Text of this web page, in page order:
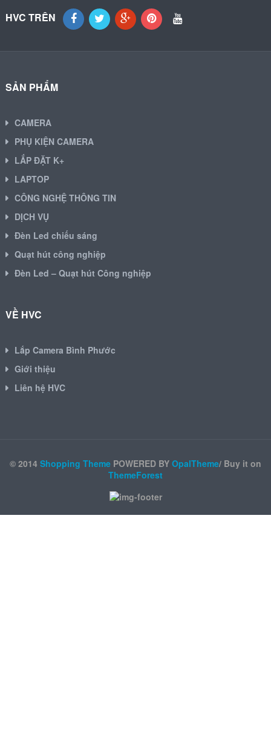
HVC TRÊN
SẢN PHẨM
CAMERA
PHỤ KIỆN CAMERA
LẮP ĐẶT K+
LAPTOP
CÔNG NGHỆ THÔNG TIN
DỊCH VỤ
Đèn Led chiếu sáng
Quạt hút công nghiệp
Đèn Led – Quạt hút Công nghiệp
VỀ HVC
Lắp Camera Bình Phước
Giới thiệu
Liên hệ HVC
© 2014 Shopping Theme POWERED BY OpalTheme/ Buy it on
ThemeForest